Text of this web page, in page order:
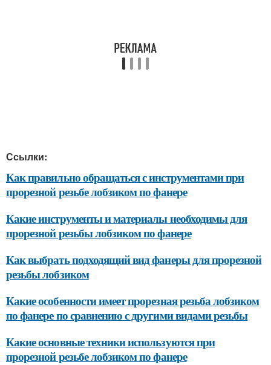
Ссылки:
Как правильно обращаться с инструментами при
прорезной резьбе лобзиком по фанере
Какие инструменты и материалы необходимы для
прорезной резьбы лобзиком по фанере
Как выбрать подходящий вид фанеры для прорезной
резьбы лобзиком
Какие особенности имеет прорезная резьба лобзиком
по фанере по сравнению с другими видами резьбы
Какие основные техники используются при
прорезной резьбе лобзиком по фанере